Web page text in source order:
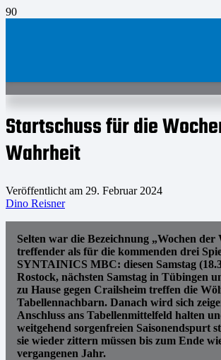
Startschuss für die
Wahrheit
Veröffentlicht am 29. Februar 2024
Dino Reisner
Selten war die Bezeichnung „Wochen der
treffender als für die kommenden drei
SYNTAINICS MBC: diesen Samstag
Rostock, nächsten Samstag in Tübingen
zu Hause gegen Crailsheim treffen die
Tabellennachbarn. Danach wird sich
Anschluss ans Tabellenmittelfeld halten
weitgehend sorgenfreien Saisonendspurt
sie wieder zittern müssen bis zum Ende
vergangenen Jahr.